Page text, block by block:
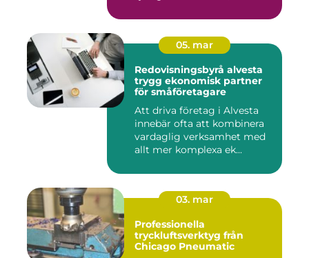
05. mar
Redovisningsbyrå alvesta
trygg ekonomisk partner
för småföretagare
Att driva företag i Alvesta
innebär ofta att kombinera
vardaglig verksamhet med
allt mer komplexa ek...
03. mar
Professionella
tryckluftsverktyg från
Chicago Pneumatic